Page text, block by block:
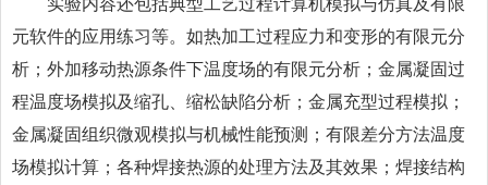
元软件的应用练习等。如热加工过程应力和变形的有限元分
析；外加移动热源条件下温度场的有限元分析；金属凝固过
程温度场模拟及缩孔、缩松缺陷分析；金属充型过程模拟；
金属凝固组织微观模拟与机械性能预测；有限差分方法温度
场模拟计算；各种焊接热源的处理方法及其效果；焊接结构